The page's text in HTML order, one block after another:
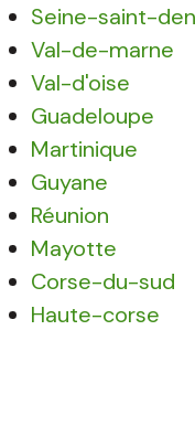
Seine-saint-
Val-de-marne
Val-d'oise
Guadeloupe
Martinique
Guyane
Réunion
Mayotte
Corse-du-sud
Haute-corse